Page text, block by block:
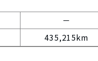
－
435,215km